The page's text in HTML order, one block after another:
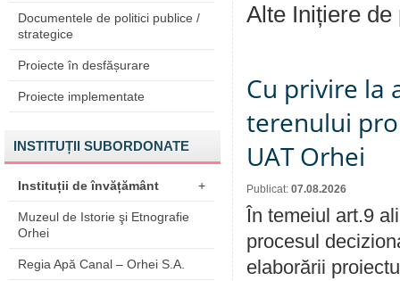
Documentele de politici publice /
strategice
Proiecte în desfășurare
Proiecte implementate
INSTITUȚII SUBORDONATE
Instituții de învățământ +
Muzeul de Istorie şi Etnografie
Orhei
Regia Apă Canal – Orhei S.A.
Alte Inițiere de
Cu privire la
terenului
UAT Orhei
Publicat: 07.08.2026
În temeiul art.9
procesul
elaborării